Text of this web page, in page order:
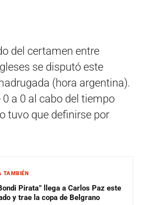
del certamen entre
se disputó este
(hora argentina).
a 0 al cabo del tiempo
tuvo que definirse por
TAMBIÉN
Pirata” llega a Carlos Paz este
y trae la copa de Belgrano